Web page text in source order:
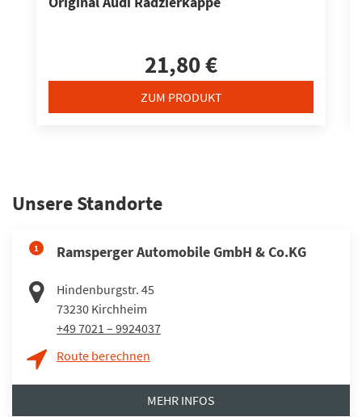
21,80 €
ZUM PRODUKT
Unsere Standorte
1 Ramsperger Automobile GmbH & Co.KG
Hindenburgstr. 45
73230 Kirchheim
+49 7021 – 9924037
Route berechnen
MEHR INFOS